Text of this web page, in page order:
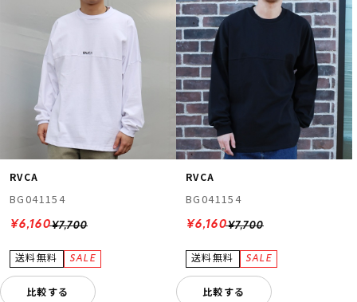
RVCA
BG041154
¥7,700
¥6,160
比較する
RVCA
BG041154
¥7,700
¥6,160
比較する